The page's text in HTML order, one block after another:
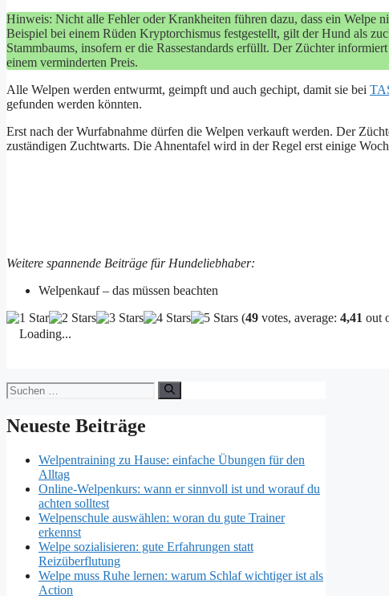
Hinweis: Nicht alle Fehler oder Krankheiten führen dazu, dass ein Welpe
Beispiel bei einem Rüden Kryptorchismus festgestellt, gilt der Hund als
Stammbaums, insofern er die Rassestandards erfüllt. Der Züchter
einem verminderten Preis.
Alle Welpen werden entwurmt, geimpft und auch gechipt, damit sie bei
gefunden werden könnten.
Erst nach der Wurfabnahme dürfen die Welpen verkauft werden. Der
zuständigen Zuchtwarts. Die Ahnentafel wird in der Regel erst einige
Weitere spannende Beiträge für Hundeliebhaber:
Welpenkauf – das müssen beachten
(49 votes, average: 4,41 out
Loading...
Suchen
nach:
Neueste Beiträge
Welpentraining zu Hause: einfache Übungen für den
Alltag
Online-Welpenkurs: wann er sinnvoll ist und worauf du
achten solltest
Welpenschule auswählen: woran du gute Trainer
erkennst
Welpe sozialisieren: gute Erfahrungen statt
Reizüberflutung
Welpe muss Ruhe lernen: warum Schlaf wichtiger ist als
Action